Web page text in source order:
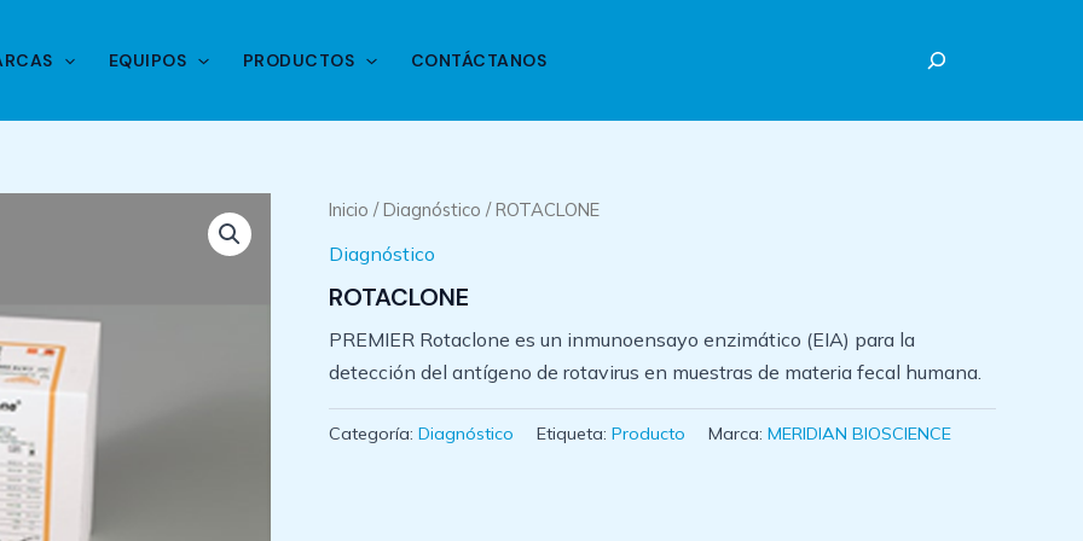
EQUIPOS PRODUCTOS CONTÁCTANOS
Inicio /Diagnóstico / ROTACLONE
Diagnóstico
ROTACLONE
PREMIER Rotaclone es un inmunoensayo enzimático (EIA) para la
detección del antígeno de rotavirus en muestras de materia fecal humana.
Categoría: Diagnóstico Etiqueta: Producto Marca: MERIDIAN BIOSCIENCE